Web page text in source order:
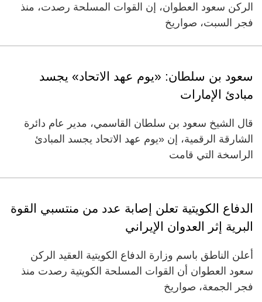
الركن سعود العطوان، إن القوات المسلحة رصدت، منذ
فجر السبت، صواريخ
سعود بن سلطان: «يوم عهد الاتحاد» يجسد
مبادئ الإمارات
قال الشيخ سعود بن سلطان القاسمي، مدير عام دائرة
الشارقة الرقمية، إن «يوم عهد الاتحاد يجسد المبادئ
الراسخة التي قامت
الدفاع الكويتية تعلن إصابة عدد من منتسبي القوة
البرية إثر العدوان الإيراني
أعلن الناطق باسم وزارة الدفاع الكويتية العقيد الركن
سعود العطوان أن القوات المسلحة الكويتية رصدت منذ
فجر الجمعة، صواريخ